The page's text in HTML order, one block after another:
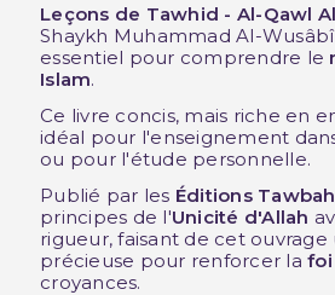
Leçons de Tawhid - Al-Qawl
Shaykh Muhammad Al-
essentiel pour comprendre le
Islam.
Ce livre concis, mais riche en
idéal pour l'enseignement
ou pour l'étude personnelle.
Publié par les Éditions Tawbah
principes de l'Unicité d'Allah
rigueur, faisant de cet ouvrage
précieuse pour renforcer la foi
croyances.